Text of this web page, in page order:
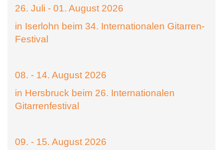
26. Juli - 01. August 2026
in Iserlohn beim 34. Internationalen Gitarren-
Festival
08. - 14. August 2026
in Hersbruck beim 26. Internationalen
Gitarrenfestival
09. - 15. August 2026